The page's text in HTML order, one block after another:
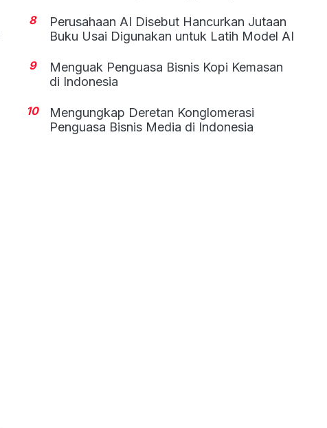
8
Perusahaan AI Disebut Hancurkan Jutaan
Buku Usai Digunakan untuk Latih Model AI
9
Menguak Penguasa Bisnis Kopi Kemasan
di Indonesia
10
Mengungkap Deretan Konglomerasi
Penguasa Bisnis Media di Indonesia